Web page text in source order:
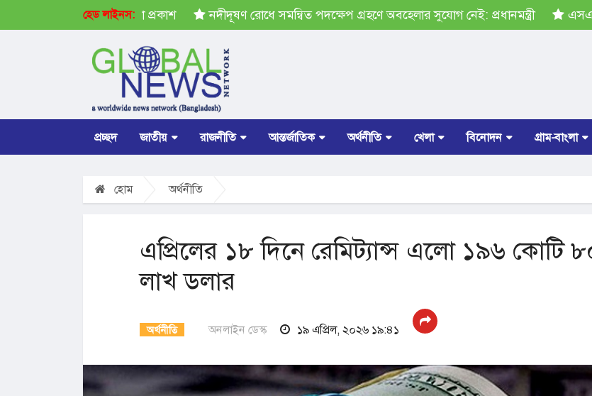
হেড লাইনস:
নির্বাচনের ভোটার তালিকা প্রকাশ নদীদূষণ রোধে সমন্বিত পদক্ষেপ গ্রহণে অবহেলার সুযোগ নেই: প্রধানমন্ত্রী
প্রচ্ছদ জাতীয় রাজনীতি আন্তর্জাতিক অর্থনীতি খেলা বিনোদন গ্রাম-বাংলা
হোম অর্থনীতি
এপ্রিলের ১৮ দিনে রেমিট্যান্স এলো ১৯৬ কোটি
লাখ ডলার
অর্থনীতি অনলাইন ডেস্ক ১৯ এপ্রিল, ২০২৬ ১৯:৪১